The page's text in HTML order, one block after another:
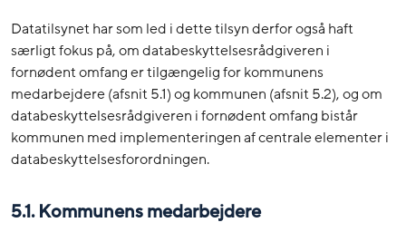
Datatilsynet har som led i dette tilsyn derfor også haft
særligt fokus på, om databeskyttelsesrådgiveren i
fornødent omfang er tilgængelig for kommunens
medarbejdere (afsnit 5.1) og kommunen (afsnit 5.2), og om
databeskyttelsesrådgiveren i fornødent omfang bistår
kommunen med implementeringen af centrale elementer i
databeskyttelsesforordningen.
5.1. Kommunens medarbejdere